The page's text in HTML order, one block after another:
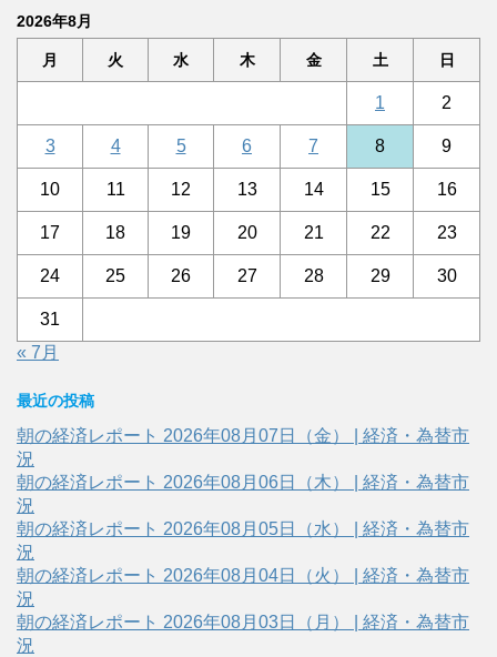
2026年8月
月 火 水 木 金 土 日
1 2
3 4 5 6 7 8 9
10 11 12 13 14 15 16
17 18 19 20 21 22 23
24 25 26 27 28 29 30
31
« 7月
最近の投稿
朝の経済レポート 2026年08月07日（金） | 経済・為替市
況
朝の経済レポート 2026年08月06日（木） | 経済・為替市
況
朝の経済レポート 2026年08月05日（水） | 経済・為替市
況
朝の経済レポート 2026年08月04日（火） | 経済・為替市
況
朝の経済レポート 2026年08月03日（月） | 経済・為替市
況